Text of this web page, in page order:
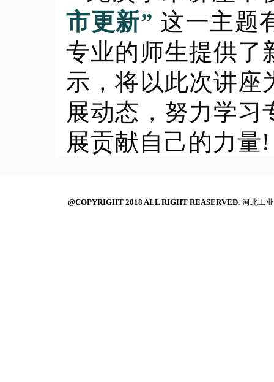
市更新” 这一主题
专业的师生提供了
示，将以此次讲座
展动态，努力学
展贡献自己的力量!
@COPYRIGHT 2018 ALL RIGHT REASERVED. 河北工